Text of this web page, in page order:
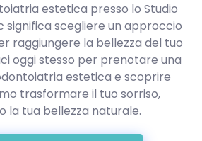
estetica presso lo Studio
significa scegliere un approccio
raggiungere la bellezza del tuo
oggi stesso per prenotare una
estetica e scoprire
trasformare il tuo sorriso,
la tua bellezza naturale.